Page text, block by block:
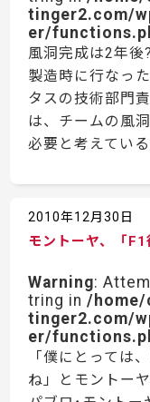
tinger2.com/
er/
風洞完成は2年後
製造時に行なっ
タスの技術部門
は、チームの風
必要と考えてい
2010年12月30日
モントーヤ、「F1
Warning:
tring in/home/
tinger2.com/
er/
「僕にとっては
ね」とモントー